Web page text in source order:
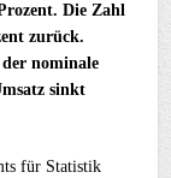
Die Zahl
zurück.
nominale
sinkt
für Statistik